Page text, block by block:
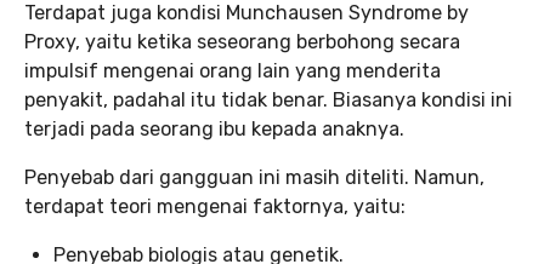
Terdapat juga kondisi Munchausen Syndrome by
Proxy, yaitu ketika seseorang berbohong secara
impulsif mengenai orang lain yang menderita
penyakit, padahal itu tidak benar. Biasanya kondisi ini
terjadi pada seorang ibu kepada anaknya.
Penyebab dari gangguan ini masih diteliti. Namun,
terdapat teori mengenai faktornya, yaitu:
Penyebab biologis atau genetik.